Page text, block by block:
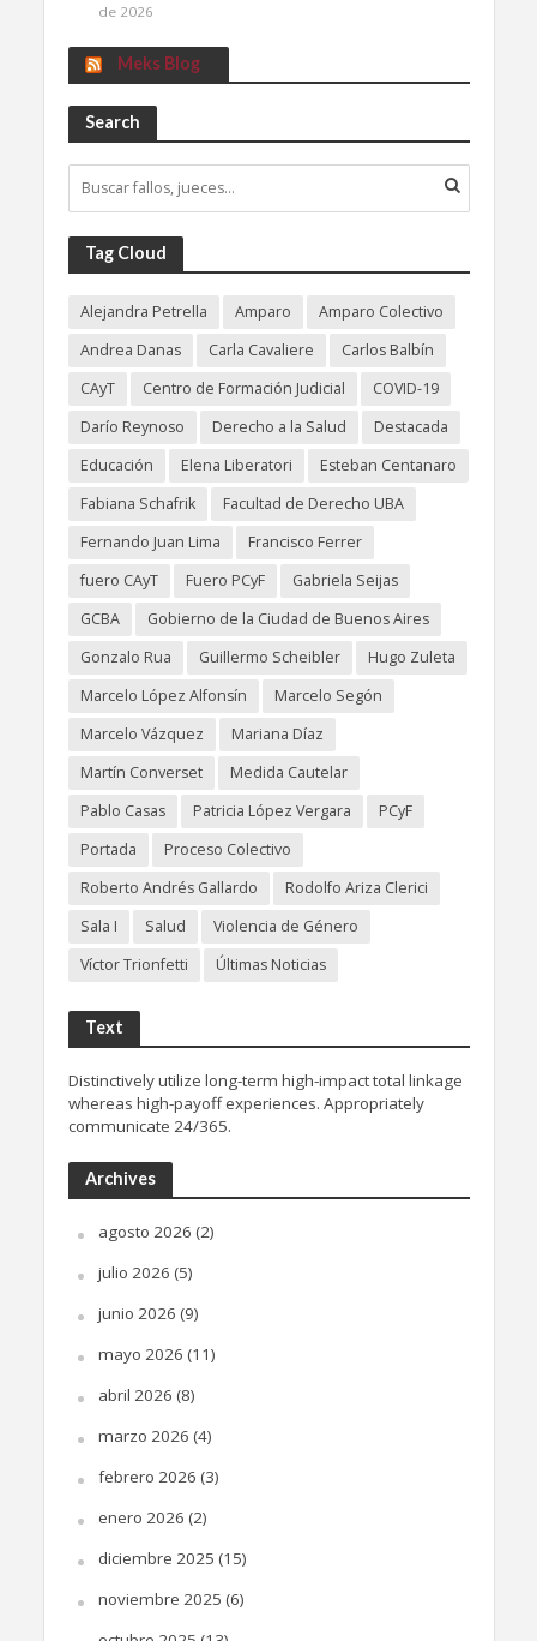
de 2026
Meks Blog
Search
Tag Cloud
Alejandra Petrella Amparo
Amparo Colectivo
Andrea Danas
Carla Cavaliere
Carlos Balbín
CAyT
Centro de Formación Judicial
COVID-19
Darío Reynoso
Derecho a la Salud
Destacada
Educación
Elena Liberatori
Esteban Centanaro
Fabiana Schafrik
Facultad de Derecho UBA
Fernando Juan Lima
Francisco Ferrer
fuero CAyT
Fuero PCyF
Gabriela Seijas
GCBA
Gobierno de la Ciudad de Buenos Aires
Gonzalo Rua
Guillermo Scheibler
Hugo Zuleta
Marcelo López Alfonsín
Marcelo Segón
Marcelo Vázquez
Mariana Díaz
Martín Converset
Medida Cautelar
Pablo Casas
Patricia López Vergara
PCyF
Portada
Proceso Colectivo
Roberto Andrés Gallardo
Rodolfo Ariza Clerici
Sala I
Salud
Violencia de Género
Víctor Trionfetti
Últimas Noticias
Text
Distinctively utilize long-term high-impact total linkage
whereas high-payoff experiences. Appropriately
communicate 24/365.
Archives
agosto 2026 (2)
julio 2026 (5)
junio 2026 (9)
mayo 2026 (11)
abril 2026 (8)
marzo 2026 (4)
febrero 2026 (3)
enero 2026 (2)
diciembre 2025 (15)
noviembre 2025 (6)